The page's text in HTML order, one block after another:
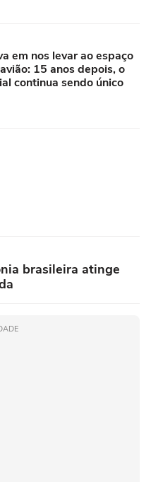
em nos levar ao espaço
15 anos depois, o
continua sendo único
brasileira atinge